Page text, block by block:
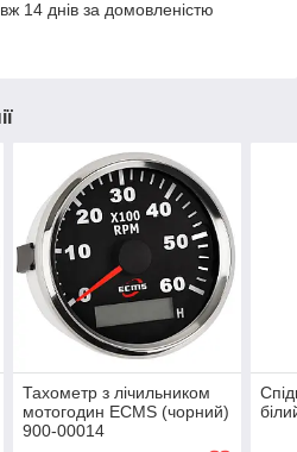
14 днів за домовленістю
Тахометр з лічильником
мотогодин ECMS (чорний)
900-00014